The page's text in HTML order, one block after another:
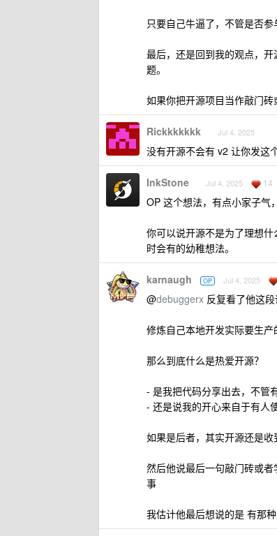
只要自己牛逼了，不管是否
最后，还是回到我的观点，
题。
如果你把开源项目当作敲门砖
Rickkkkkkk Jul 4, 2025
没有开源不会有 v2 让你发这
InkStone Jul 4, 2025 14
OP 这个想法，有点小家子气
你可以说开源不是为了理想
时会有的幼稚想法。
karnaugh OP Jul 4, 2025
@debuggerx 反复看了他这
修炼自己本地开发实际要生
那么到底什么是热爱开源？
- 是我把代码分享出去，不管
- 还是说我的开心来自于有人
如果是后者，其实开源还是收
然后他说最后一句敲门砖或
事
我估计他最后想说的是 有那